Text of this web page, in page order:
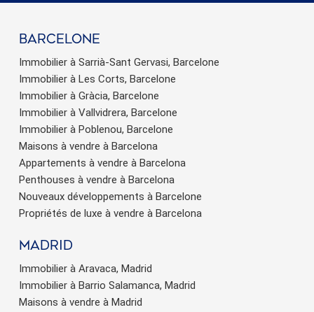
barcelone
Immobilier à Sarrià-Sant Gervasi, Barcelone
Immobilier à Les Corts, Barcelone
Immobilier à Gràcia, Barcelone
Immobilier à Vallvidrera, Barcelone
Immobilier à Poblenou, Barcelone
Maisons à vendre à Barcelona
Appartements à vendre à Barcelona
Penthouses à vendre à Barcelona
Nouveaux développements à Barcelone
Propriétés de luxe à vendre à Barcelona
Madrid
Immobilier à Aravaca, Madrid
Immobilier à Barrio Salamanca, Madrid
Maisons à vendre à Madrid